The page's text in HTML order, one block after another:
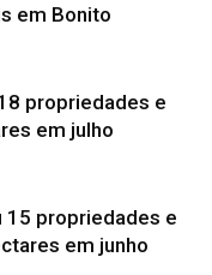
em Bonito
propriedades e
em julho
propriedades e
em junho